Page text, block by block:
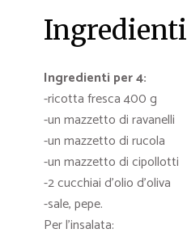
Ingredienti
Ingredienti per 4:
-ricotta fresca 400 g
-un mazzetto di ravanelli
-un mazzetto di rucola
-un mazzetto di cipollotti
-2 cucchiai d’olio d’oliva
-sale, pepe.
Per l’insalata: